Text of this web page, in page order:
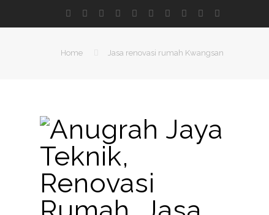
Home Jasa renovasi rumah Kwangsan